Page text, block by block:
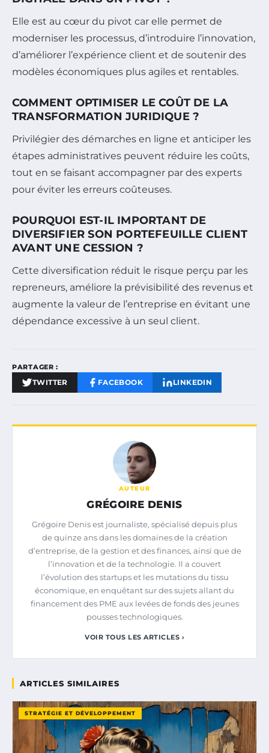
Elle est au cœur du pivot car elle permet de
moderniser les processus, d’introduire l’innovation,
d’améliorer l’expérience client et de soutenir des
modèles économiques plus agiles et rentables.
COMMENT OPTIMISER LE COÛT DE LA
TRANSFORMATION JURIDIQUE ?
Privilégier des démarches en ligne et anticiper les
étapes administratives peuvent réduire les coûts,
tout en se faisant accompagner par des experts
pour éviter les erreurs coûteuses.
POURQUOI EST-IL IMPORTANT DE
DIVERSIFIER SON PORTEFEUILLE CLIENT
AVANT UNE CESSION ?
Cette diversification réduit le risque perçu par les
repreneurs, améliore la prévisibilité des revenus et
augmente la valeur de l’entreprise en évitant une
dépendance excessive à un seul client.
PARTAGER :
TWITTER FACEBOOK LINKEDIN
AUTEUR
GRÉGOIRE DENIS
Grégoire Denis est journaliste, spécialisé depuis plus
de quinze ans dans les domaines de la création
d’entreprise, de la gestion et des finances, ainsi que de
l’innovation et de la technologie. Il a couvert
l’évolution des startups et les mutations du tissu
économique, en enquêtant sur des sujets allant du
financement des PME aux levées de fonds des jeunes
pousses technologiques.
VOIR TOUS LES ARTICLES ›
ARTICLES SIMILAIRES
STRATÉGIE ET DÉVELOPPEMENT